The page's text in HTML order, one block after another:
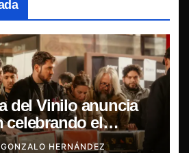
del Vinilo anuncia
celebrando el
fabricado en Chile
GONZALO HERNÁNDEZ